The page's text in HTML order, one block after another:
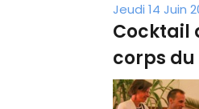
Jeudi 14 Juin
Cocktail
corps du